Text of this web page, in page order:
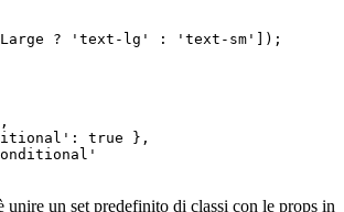
? 'text-lg' : 'text-sm'
]);
],
: true },
unire un set predefinito di classi con le props in